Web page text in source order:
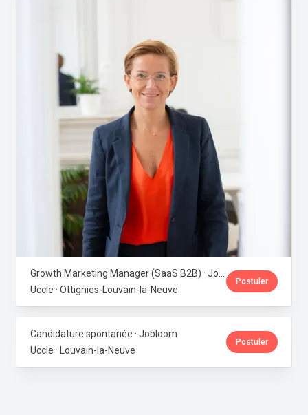
Uccle · Ottignies-Louvain-la-Neuve
Postuler
Candidature spontanée · Jobloom
Uccle · Louvain-la-Neuve
Postuler